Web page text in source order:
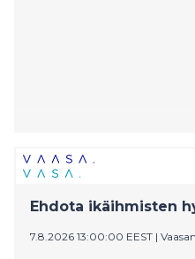
Ehdota ikäihmisten
7.8.2026 13:00:00 EEST |